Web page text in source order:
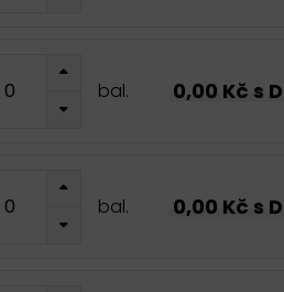
bal. 0,00 Kč s
bal. 0,00 Kč s